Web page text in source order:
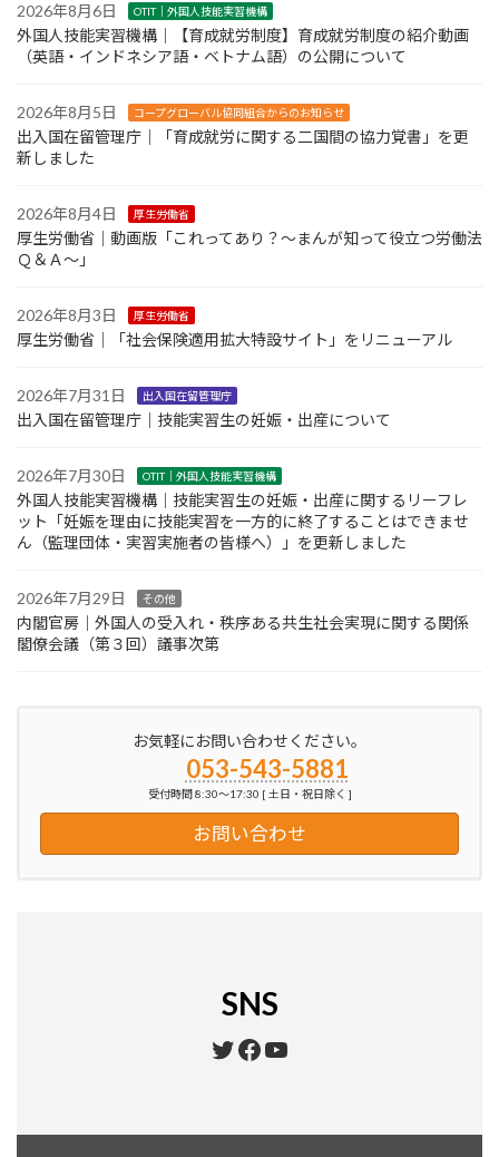
2026年8月6日 OTIT｜外国人技能実習機構
外国人技能実習機構｜【育成就労制度】育成就労制度の紹介動画
（英語・インドネシア語・ベトナム語）の公開について
2026年8月5日 コープグローバル協同組合からのお知らせ
出入国在留管理庁｜「育成就労に関する二国間の協力覚書」を更
新しました
2026年8月4日 厚生労働省
厚生労働省｜動画版「これってあり？～まんが知って役立つ労働法
Ｑ＆Ａ～」
2026年8月3日 厚生労働省
厚生労働省｜「社会保険適用拡大特設サイト」をリニューアル
2026年7月31日 出入国在留管理庁
出入国在留管理庁｜技能実習生の妊娠・出産について
2026年7月30日 OTIT｜外国人技能実習機構
外国人技能実習機構｜技能実習生の妊娠・出産に関するリーフレ
ット「妊娠を理由に技能実習を一方的に終了することはできませ
ん（監理団体・実習実施者の皆様へ）」を更新しました
2026年7月29日 その他
内閣官房｜外国人の受入れ・秩序ある共生社会実現に関する関係
閣僚会議（第３回）議事次第
お気軽にお問い合わせください。
053-543-5881
受付時間 8:30～17:30 [ 土日・祝日除く ]
お問い合わせ
SNS
Twitter
Facebook
YouTube